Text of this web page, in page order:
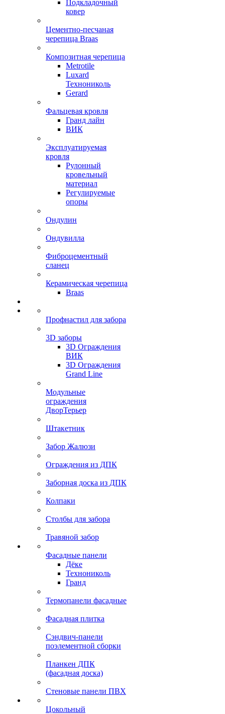
Подкладочный
ковер
Цементно-песчаная
черепица Braas
Композитная черепица
Metrotile
Luxard
Технониколь
Gerard
Фальцевая кровля
Гранд лайн
ВИК
Эксплуатируемая
кровля
Рулонный
кровельный
материал
Регулируемые
опоры
Ондулин
Ондувилла
Фиброцементный
сланец
Керамическая черепица
Braas
Профнастил для забора
3D заборы
3D Ограждения
ВИК
3D Ограждения
Grand Line
Модульные
ограждения
ДворТерьер
Штакетник
Забор Жалюзи
Ограждения из ДПК
Заборная доска из ДПК
Колпаки
Столбы для забора
Травяной забор
Фасадные панели
Дёке
Технониколь
Гранд
Термопанели фасадные
Фасадная плитка
Сэндвич-панели
поэлементной сборки
Планкен ДПК
(фасадная доска)
Стеновые панели ПВХ
Цокольный